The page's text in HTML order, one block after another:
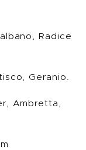
Radice
Geranio.
Ambretta,